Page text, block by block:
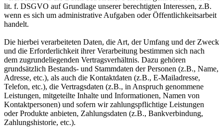
lit. f. DSGVO auf Grundlage unserer berechtigten Interessen, z.B.
wenn es sich um administrative Aufgaben oder Öffentlichkeitsarbeit
handelt.
Die hierbei verarbeiteten Daten, die Art, der Umfang und der Zweck
und die Erforderlichkeit ihrer Verarbeitung bestimmen sich nach
dem zugrundeliegenden Vertragsverhältnis. Dazu gehören
grundsätzlich Bestands- und Stammdaten der Personen (z.B., Name,
Adresse, etc.), als auch die Kontaktdaten (z.B., E-Mailadresse,
Telefon, etc.), die Vertragsdaten (z.B., in Anspruch genommene
Leistungen, mitgeteilte Inhalte und Informationen, Namen von
Kontaktpersonen) und sofern wir zahlungspflichtige Leistungen
oder Produkte anbieten, Zahlungsdaten (z.B., Bankverbindung,
Zahlungshistorie, etc.).